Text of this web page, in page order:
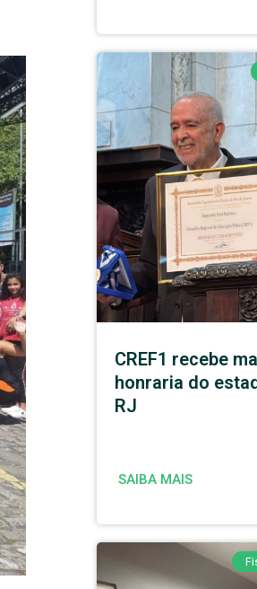
CREF1 recebe
honraria do
RJ
SAIBA MAIS